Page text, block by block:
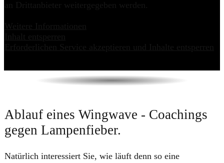
Ablauf eines Wingwave - Coachings
gegen Lampenfieber.
Natürlich interessiert Sie, wie läuft denn so eine